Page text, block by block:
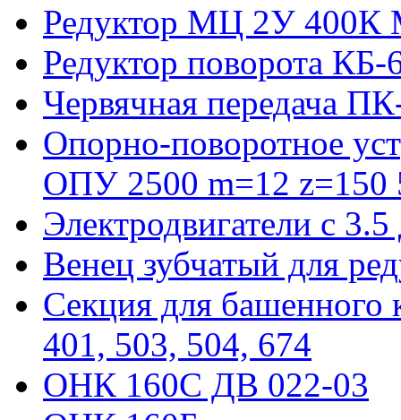
Редуктор МЦ 2У 400К
Редуктор поворота КБ-
Червячная передача
Опорно-поворотное
ОПУ 2500 m=12 z=150
Электродвигатели с
Венец зубчатый для
Секция для башенного
401, 503, 504, 674
ОНК 160С ДВ 022-03